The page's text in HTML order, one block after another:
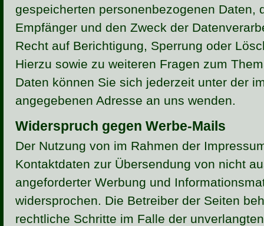
gespeicherten personenbezogenen Daten,
Empfänger und den Zweck der
Recht auf Berichtigung, Sperrung oder
Hierzu sowie zu weiteren Fragen zum
Daten können Sie sich jederzeit unter der
angegebenen Adresse an uns wenden.
Widerspruch gegen Werbe-Mails
Der Nutzung von im Rahmen der
Kontaktdaten zur Übersendung von nicht
angeforderter Werbung und
widersprochen. Die Betreiber der Seiten
rechtliche Schritte im Falle der